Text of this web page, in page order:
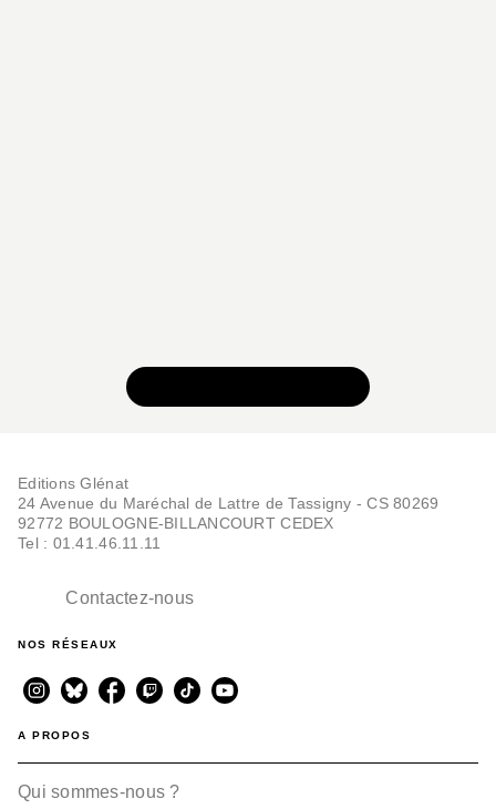
Editions Glénat
24 Avenue du Maréchal de Lattre de Tassigny - CS 80269
92772 BOULOGNE-BILLANCOURT CEDEX
Tel : 01.41.46.11.11
Contactez-nous
NOS RÉSEAUX
A PROPOS
Qui sommes-nous ?